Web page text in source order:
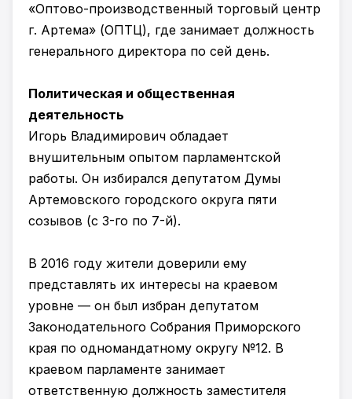
«Оптово-производственный торговый центр
г. Артема» (ОПТЦ), где занимает должность
генерального директора по сей день.
Политическая и общественная
деятельность
Игорь Владимирович обладает
внушительным опытом парламентской
работы. Он избирался депутатом Думы
Артемовского городского округа пяти
созывов (с 3-го по 7-й).
В 2016 году жители доверили ему
представлять их интересы на краевом
уровне — он был избран депутатом
Законодательного Собрания Приморского
края по одномандатному округу №12. В
краевом парламенте занимает
ответственную должность заместителя